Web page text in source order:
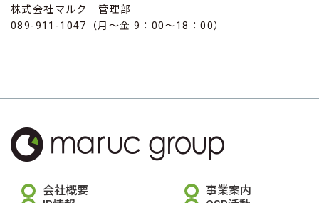
株式会社マルク 管理部
089-911-1047（月～金 9：00～18：00）
会社概要
事業案内